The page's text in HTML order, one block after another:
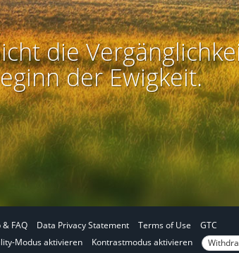
die
der Ewigkeit.
& FAQ Data Privacy Statement Terms of Use
GTC
Modus aktivieren
IKontrastmodus aktivieren